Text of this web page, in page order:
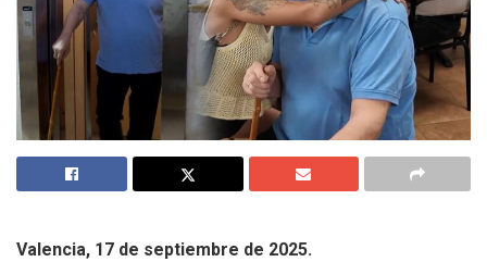
Valencia, 17 de septiembre de 2025.